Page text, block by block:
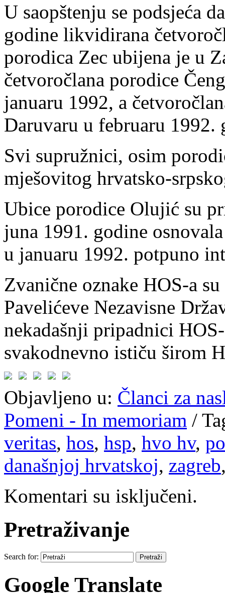
U saopštenju se podsjeća
godine likvidirana
porodica Zec ubijena je u
četvoročlana porodice
januaru 1992, a
Daruvaru u februaru 1992.
Svi supružnici, osim
mješovitog hrvatsko-
Ubice porodice Olujić su
juna 1991. godine
u januaru 1992. potpuno
Zvanične oznake HOS-a
Pavelićeve Nezavisne
nekadašnji pripadnici
svakodnevno ističu širom
Objavljeno u: Članci za
Pomeni - In memoriam /
veritas, hos, hsp, hvo hv,
današnjoj hrvatskoj, zagreb
Komentari su isključeni.
Pretraživanje
Search for:
Google Translate